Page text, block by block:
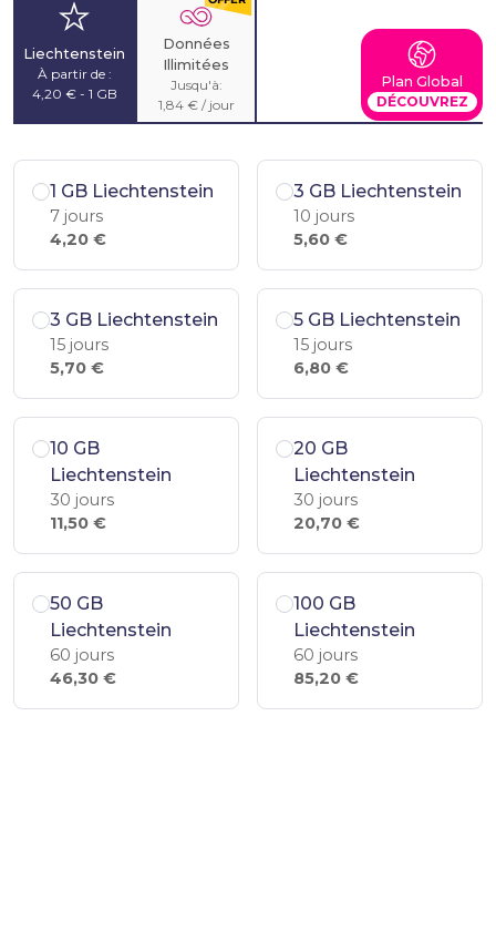
Liechtenstein
À partir de :
4,20 € - 1 GB
Données
Illimitées
Jusqu'à:
1,84 € / jour
Plan Global
DÉCOUVREZ
1 GB Liechtenstein
7 jours
4,20 €
3 GB Liechtenstein
10 jours
5,60 €
3 GB Liechtenstein
15 jours
5,70 €
5 GB Liechtenstein
15 jours
6,80 €
10 GB
Liechtenstein
30 jours
11,50 €
20 GB
Liechtenstein
30 jours
20,70 €
50 GB
Liechtenstein
60 jours
46,30 €
100 GB
Liechtenstein
60 jours
85,20 €